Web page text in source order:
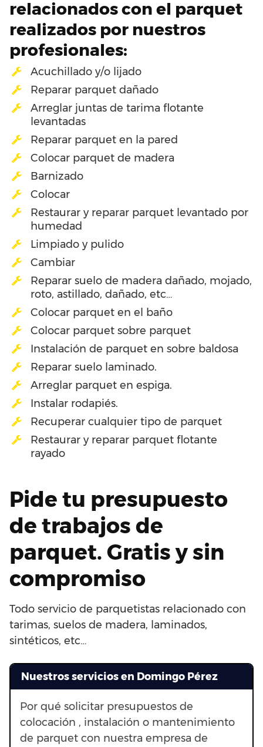
relacionados con el parquet
realizados por nuestros
profesionales:
Acuchillado y/o lijado
Reparar parquet dañado
Arreglar juntas de tarima flotante
levantadas
Reparar parquet en la pared
Colocar parquet de madera
Barnizado
Colocar
Restaurar y reparar parquet levantado por
humedad
Limpiado y pulido
Cambiar
Reparar suelo de madera dañado, mojado,
roto, astillado, dañado, etc…
Colocar parquet en el baño
Colocar parquet sobre parquet
Instalación de parquet en sobre baldosa
Reparar suelo laminado.
Arreglar parquet en espiga.
Instalar rodapiés.
Recuperar cualquier tipo de parquet
Restaurar y reparar parquet flotante
rayado
Pide tu presupuesto
de trabajos de
parquet. Gratis y sin
compromiso
Todo servicio de parquetistas relacionado con
tarimas, suelos de madera, laminados,
sintéticos, etc…
Nuestros servicios en Domingo Pérez
Por qué solicitar presupuestos de
colocación , instalación o mantenimiento
de parquet con nuestra empresa de